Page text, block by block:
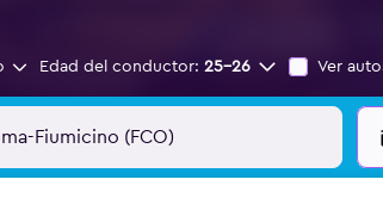
Edad del conductor: 25-26 Ver